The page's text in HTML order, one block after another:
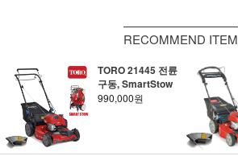
RECOMMEND ITEM
TORO 21445 전륜
구동, SmartStow
990,000원